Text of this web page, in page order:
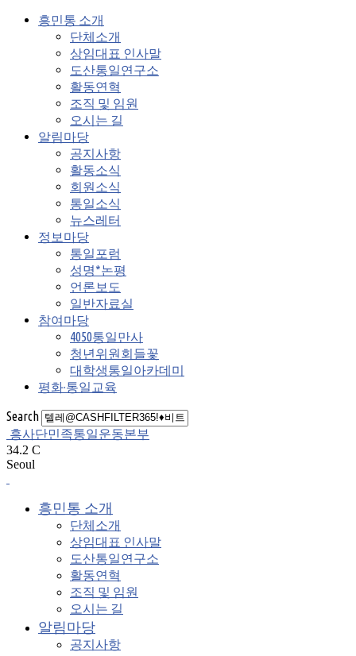
흥민통 소개
단체소개
상임대표 인사말
도산통일연구소
활동연혁
조직 및 임원
오시는 길
알림마당
공지사항
활동소식
회원소식
통일소식
뉴스레터
정보마당
통일포럼
성명*논평
언론보도
일반자료실
참여마당
4050통일만사
청년위원회들꽃
대학생통일아카데미
평화·통일교육
Search
흥사단민족통일운동본부
34.2 C
Seoul
흥민통 소개
단체소개
상임대표 인사말
도산통일연구소
활동연혁
조직 및 임원
오시는 길
알림마당
공지사항